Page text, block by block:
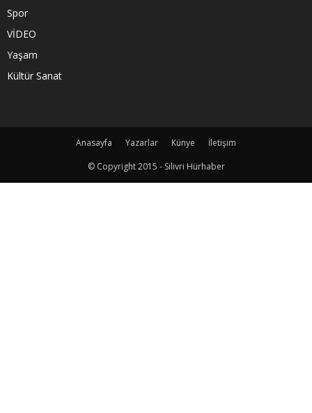
Spor
VİDEO
Yaşam
Kültür Sanat
Anasayfa Yazarlar Künye
İletişim
© Copyright 2015 - Silivri Hürhaber